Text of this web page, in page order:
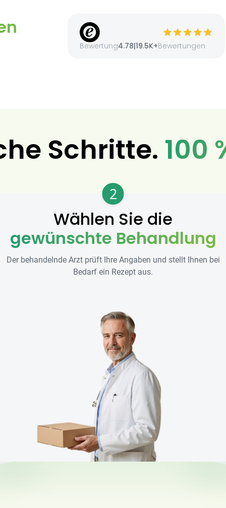
Bewertung4.78|19.5K+Bewertungen
Schritte. 100
2
Wählen Sie die
gewünschte Behandlung
Der behandelnde Arzt prüft Ihre Angaben und stellt Ihnen bei
Bedarf ein Rezept aus.